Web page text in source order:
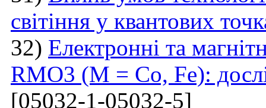
світіння у квантових
32) Електронні та
RMO3 (M = Co, Fe):
[05032-1-05032-5]